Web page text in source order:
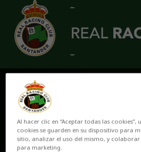
Al hacer clic en “Aceptar todas las cookies”,
cookies se guarden en su dispositivo para
sitio, analizar el uso del mismo, y
para marketing.